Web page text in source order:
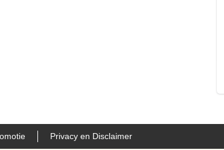
Privacy en Disclaimer